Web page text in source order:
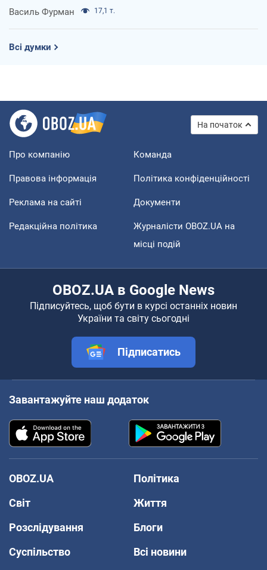
Василь Фурман 17,1 т.
Всі думки
На початок
Про компанію Команда
Правова інформація Політика конфіденційності
Реклама на сайті Документи
Редакційна політика
Журналісти OBOZ.UA на
місці подій
OBOZ.UA в Google News
Підписуйтесь, щоб бути в курсі останніх новин
України та світу сьогодні
Підписатись
Завантажуйте наш додаток
OBOZ.UA
Політика
Світ
Життя
Розслідування
Блоги
Суспільство
Всі новини